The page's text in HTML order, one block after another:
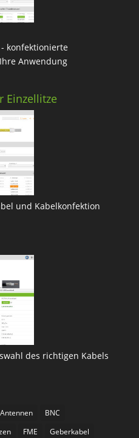
konfektionierte
Anwendung
Einzellitze
und Kabelkonfektion
des richtigen Kabels
Antennen
BNC
FME
Geberkabel